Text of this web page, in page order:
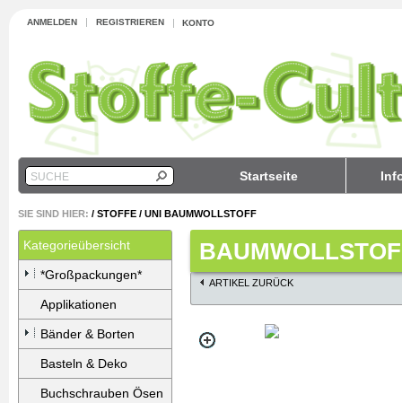
ANMELDEN REGISTRIEREN KONTO
Startseite
SUCHE
SIE SIND HIER: / STOFFE / UNI BAUMWOLLSTOFF
Kategorieübersicht
*Großpackungen*
Applikationen
Bänder & Borten
Basteln & Deko
Buchschrauben Ösen
ARTIKEL ZURÜCK